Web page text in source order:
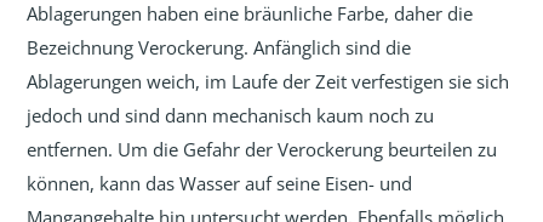
Ablagerungen haben eine bräunliche Farbe, daher die
Bezeichnung Verockerung. Anfänglich sind die
Ablagerungen weich, im Laufe der Zeit verfestigen sie sich
jedoch und sind dann mechanisch kaum noch zu
entfernen. Um die Gefahr der Verockerung beurteilen zu
können, kann das Wasser auf seine Eisen- und
Mangangehalte hin untersucht werden. Ebenfalls möglich